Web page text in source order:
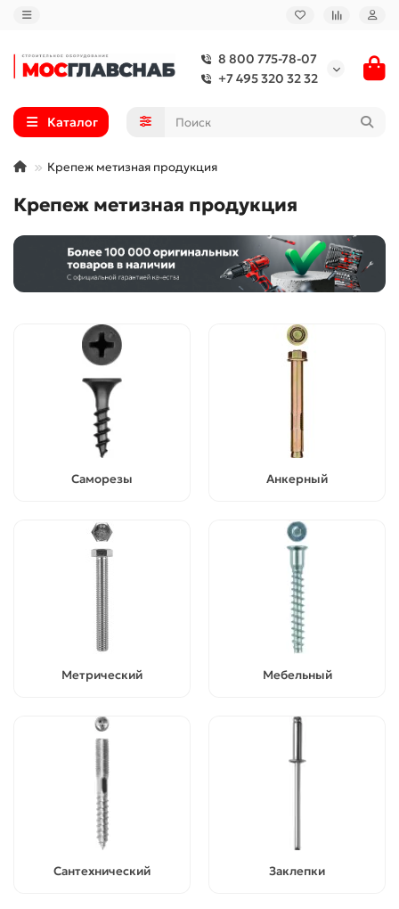
8 800 775-78-07
+7 495 320 32 32
Каталог
Крепеж метизная продукция
Крепеж метизная продукция
Саморезы Анкерный
Метрический Мебельный
Сантехнический Заклепки